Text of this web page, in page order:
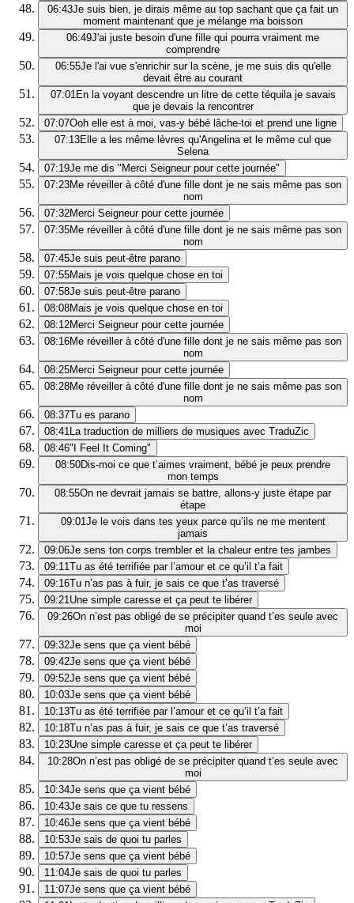
06:43Je suis bien, je dirais même au top sachant que ça fait un
moment maintenant que je mélange ma boisson
06:49J'ai juste besoin d'une fille qui pourra vraiment me
comprendre
06:55Je l'ai vue s'enrichir sur la scène, je me suis dis qu'elle
devait être au courant
07:01En la voyant descendre un litre de cette téquila je savais
que je devais la rencontrer
07:07Ooh elle est à moi, vas-y bébé lâche-toi et prend une ligne
07:13Elle a les même lèvres qu'Angelina et le même cul que
Selena
07:19Je me dis "Merci Seigneur pour cette journée"
07:23Me réveiller à côté d'une fille dont je ne sais même pas son
nom
07:32Merci Seigneur pour cette journée
07:35Me réveiller à côté d'une fille dont je ne sais même pas son
nom
07:45Je suis peut-être parano
07:55Mais je vois quelque chose en toi
07:58Je suis peut-être parano
08:08Mais je vois quelque chose en toi
08:12Merci Seigneur pour cette journée
08:16Me réveiller à côté d'une fille dont je ne sais même pas son
nom
08:25Merci Seigneur pour cette journée
08:28Me réveiller à côté d'une fille dont je ne sais même pas son
nom
08:37Tu es parano
08:41La traduction de milliers de musiques avec TraduZic
08:46"I Feel It Coming"
08:50Dis-moi ce que t’aimes vraiment, bébé je peux prendre
mon temps
08:55On ne devrait jamais se battre, allons-y juste étape par
étape
09:01Je le vois dans tes yeux parce qu’ils ne me mentent
jamais
09:06Je sens ton corps trembler et la chaleur entre tes jambes
09:11Tu as été terrifiée par l’amour et ce qu’il t’a fait
09:16Tu n’as pas à fuir, je sais ce que t’as traversé
09:21Une simple caresse et ça peut te libérer
09:26On n’est pas obligé de se précipiter quand t’es seule avec
moi
09:32Je sens que ça vient bébé
09:42Je sens que ça vient bébé
09:52Je sens que ça vient bébé
10:03Je sens que ça vient bébé
10:13Tu as été terrifiée par l’amour et ce qu’il t’a fait
10:18Tu n’as pas à fuir, je sais ce que t’as traversé
10:23Une simple caresse et ça peut te libérer
10:28On n’est pas obligé de se précipiter quand t’es seule avec
moi
10:34Je sens que ça vient bébé
10:43Je sais ce que tu ressens
10:46Je sens que ça vient bébé
10:53Je sais de quoi tu parles
10:57Je sens que ça vient bébé
11:04Je sais de quoi tu parles
11:07Je sens que ça vient bébé